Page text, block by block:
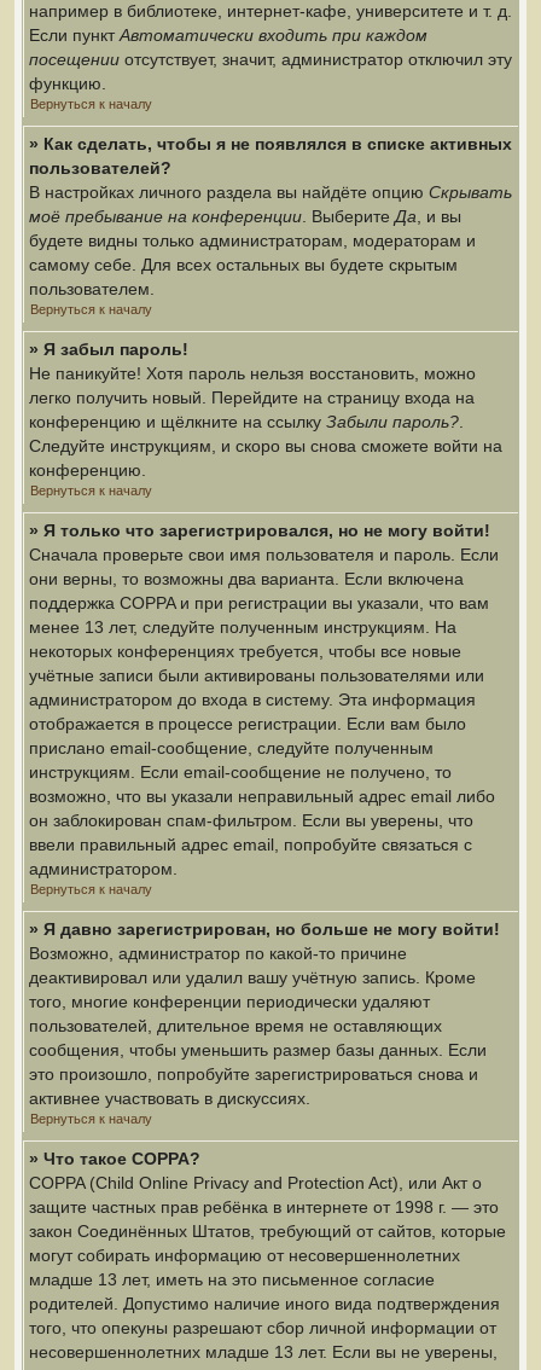
например в библиотеке, интернет-кафе, университете и т. д.
Если пунктАвтоматически входить при каждом
посещении отсутствует, значит, администратор отключил эту
функцию.
Вернуться к началу
» Как сделать, чтобы я не появлялся в списке активных
пользователей?
В настройках личного раздела вы найдёте опцию Скрывать
моё пребывание на конференции . Выберите Да , и вы
будете видны только администраторам, модераторам и
самому себе. Для всех остальных вы будете скрытым
пользователем.
Вернуться к началу
» Я забыл пароль!
Не паникуйте! Хотя пароль нельзя восстановить, можно
легко получить новый. Перейдите на страницу входа на
конференцию и щёлкните на ссылку Забыли пароль?
Следуйте инструкциям, и скоро вы снова сможете войти на
конференцию.
Вернуться к началу
» Я только что зарегистрировался, но не могу войти!
Сначала проверьте свои имя пользователя и пароль. Если
они верны, то возможны два варианта. Если включена
поддержка COPPA и при регистрации вы указали, что вам
менее 13 лет, следуйте полученным инструкциям. На
некоторых конференциях требуется, чтобы все новые
учётные записи были активированы пользователями или
администратором до входа в систему. Эта информация
отображается в процессе регистрации. Если вам было
прислано email-сообщение, следуйте полученным
инструкциям. Если email-сообщение не получено, то
возможно, что вы указали неправильный адрес email либо
он заблокирован спам-фильтром. Если вы уверены, что
ввели правильный адрес email, попробуйте связаться с
администратором.
Вернуться к началу
» Я давно зарегистрирован, но больше не могу войти!
Возможно, администратор по какой-то причине
деактивировал или удалил вашу учётную запись. Кроме
того, многие конференции периодически удаляют
пользователей, длительное время не оставляющих
сообщения, чтобы уменьшить размер базы данных. Если
это произошло, попробуйте зарегистрироваться снова и
активнее участвовать в дискуссиях.
Вернуться к началу
» Что такое COPPA?
COPPA (Child Online Privacy and Protection Act), или Акт о
защите частных прав ребёнка в интернете от 1998 г. — это
закон Соединённых Штатов, требующий от сайтов, которые
могут собирать информацию от несовершеннолетних
младше 13 лет, иметь на это письменное согласие
родителей. Допустимо наличие иного вида подтверждения
того, что опекуны разрешают сбор личной информации от
несовершеннолетних младше 13 лет. Если вы не уверены,